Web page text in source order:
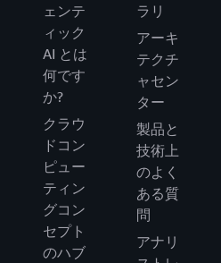
ェンテ
ィック
AI とは
何です
か?
クラウ
ドコン
ピュー
ティン
グコン
セプト
のハブ
ラリ
アーキ
テクチ
ャセン
ター
製品と
技術上
のよく
ある質
問
アナリ